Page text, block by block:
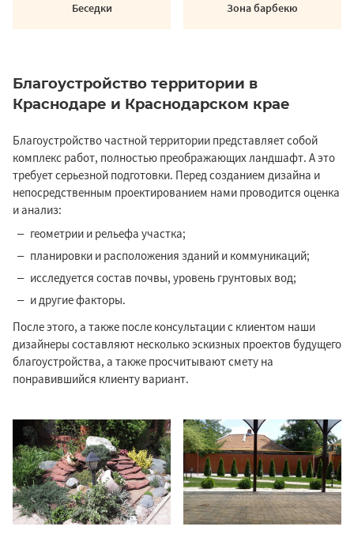
Беседки Зона барбекю
Благоустройство территории в
Краснодаре и Краснодарском крае
Благоустройство частной территории представляет собой
комплекс работ, полностью преображающих ландшафт. А это
требует серьезной подготовки. Перед созданием дизайна и
непосредственным проектированием нами проводится оценка
и анализ:
геометрии и рельефа участка;
планировки и расположения зданий и коммуникаций;
исследуется состав почвы, уровень грунтовых вод;
и другие факторы.
После этого, а также после консультации с клиентом наши
дизайнеры составляют несколько эскизных проектов будущего
благоустройства, а также просчитывают смету на
понравившийся клиенту вариант.